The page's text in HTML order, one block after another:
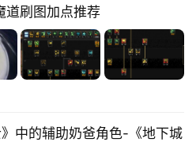
道刷图加点推荐
中的辅助奶爸角色-《地下城